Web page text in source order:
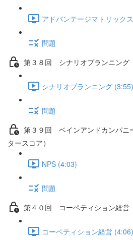
アドバンテージマトリック
問題
第３８回 シナリオプランニング
シナリオプランニング (3:55)
問題
第３９回 ベインアンドカンパニ
タースコア）
NPS (4:03)
問題
第４０回 コーペティション経営
コーペティション経営 (4:06)